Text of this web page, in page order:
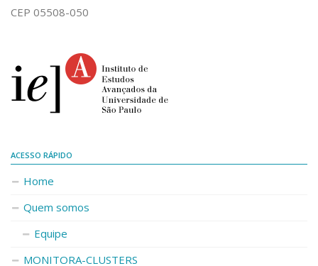
CEP 05508-050
ACESSO RÁPIDO
Home
Quem somos
Equipe
MONITORA-CLUSTERS